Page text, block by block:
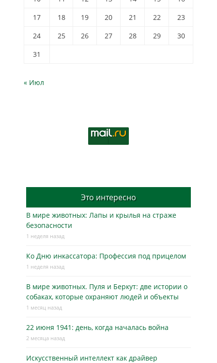
17
18 19 20 21 22
23
24
25 26 27 28 29
30
31
« Июл
Это интересно
В мире животных: Лапы и крылья на страже
безопасности
1 неделя назад
Ко Дню инкассатора: Профессия под прицелом
1 неделя назад
В мире животных. Пуля и Беркут: две истории о
собаках, которые охраняют людей и объекты
1 месяц назад
22 июня 1941: день, когда началась война
2 месяца назад
Искусственный интеллект как драйвер